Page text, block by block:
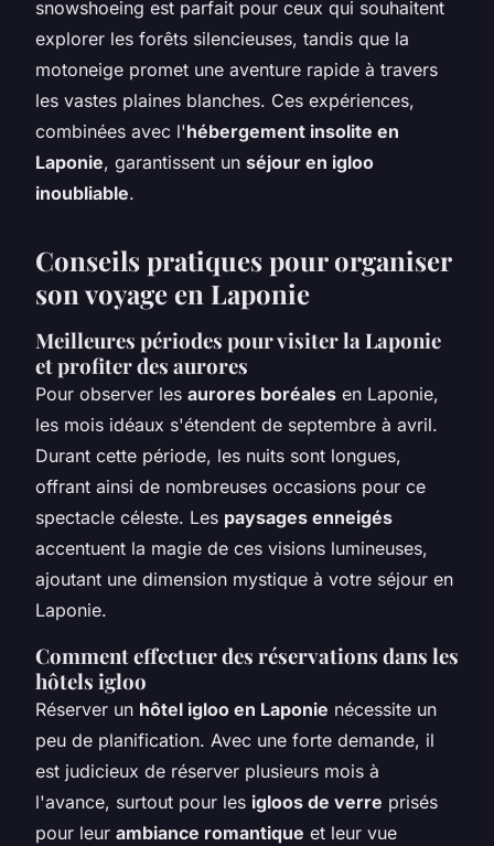
snowshoeing est parfait pour ceux qui souhaitent
explorer les forêts silencieuses, tandis que la
motoneige promet une aventure rapide à travers
les vastes plaines blanches. Ces expériences,
combinées avec l'hébergement insolite en
Laponie, garantissent un séjour en igloo
inoubliable.
Conseils pratiques pour organiser
son voyage en Laponie
Meilleures périodes pour visiter la Laponie
et profiter des aurores
Pour observer les aurores boréales en Laponie,
les mois idéaux s'étendent de septembre à avril.
Durant cette période, les nuits sont longues,
offrant ainsi de nombreuses occasions pour ce
spectacle céleste. Les paysages enneigés
accentuent la magie de ces visions lumineuses,
ajoutant une dimension mystique à votre séjour en
Laponie.
Comment effectuer des réservations dans les
hôtels igloo
Réserver un hôtel igloo en Laponie nécessite un
peu de planification. Avec une forte demande, il
est judicieux de réserver plusieurs mois à
l'avance, surtout pour les igloos de verre prisés
pour leur ambiance romantique et leur vue